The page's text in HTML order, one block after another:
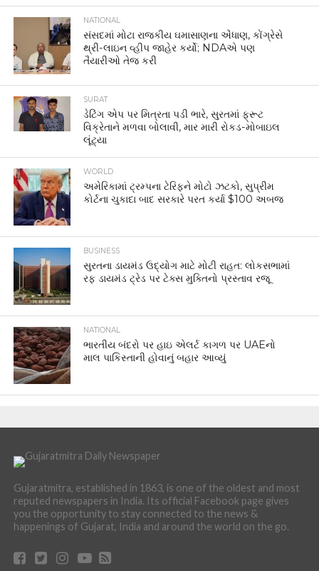
NATIONAL
સંસદમાં મોટા રાજકીય ઘમાસાણના એંધાણ, કોંગ્રેસે
થ્રી-લાઇન વ્હીપ જાહેર કર્યો; NDAએ પણ
તૈયારીઓ તેજ કરી
SURAT
ડેટિંગ એપ પર મિત્રતા પડી ભારે, સુરતમાં ફ્રૂટ
વિક્રેતાને મળવા બોલાવી, માર મારી રોકડ-મોબાઇલ
લૂંટ્યા
WORLD
અમેરિકામાં ટ્રમ્પના ટેરિફને મોટો ઝટકો, સુપ્રીમ
કોર્ટના ચુકાદા બાદ સરકારે પરત કર્યા $100 અબજ
BUSINESS
સુરતના ડાયમંડ ઉદ્યોગ માટે મોટી રાહત: લોકસભામાં
રફ ડાયમંડ ટ્રેડ પર ટેક્સ મુક્તિનો પ્રસ્તાવ રજૂ
NATIONAL
ભારતીય બંદરો પર હાઇ એલર્ટ કાગળ પર UAEનો
માલ પાકિસ્તાની હોવાનું બહાર આવ્યું
Gujaratmitra, established in 1863, is one of the oldest and most
reputed newspapers in India. Its official Facebook page gives
you the opportunity to stay connected to the news &
happenings of Gujarat, India and around the world on the go.